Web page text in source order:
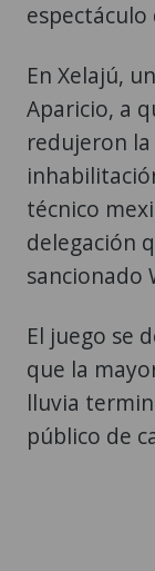
espectáculo
En Xelajú,
Aparicio, a
redujeron
técnico
delegación
sancionado
El juego se
que la
lluvia
público de